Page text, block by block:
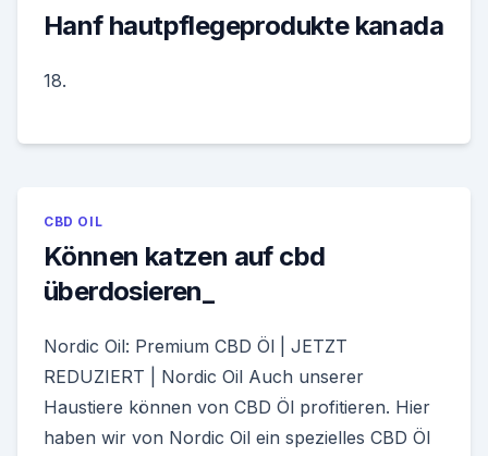
Hanf hautpflegeprodukte kanada
18.
CBD OIL
Können katzen auf cbd
überdosieren_
Nordic Oil: Premium CBD Öl | JETZT
REDUZIERT | Nordic Oil Auch unserer
Haustiere können von CBD Öl profitieren. Hier
haben wir von Nordic Oil ein spezielles CBD Öl